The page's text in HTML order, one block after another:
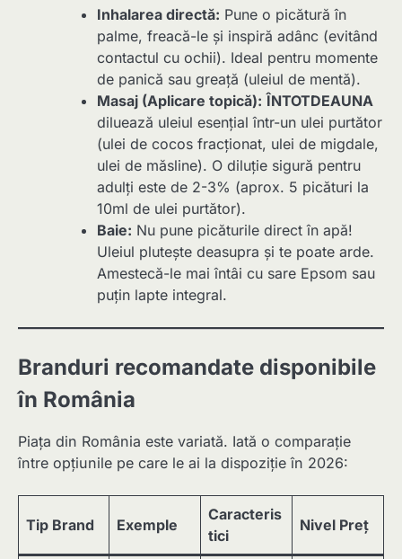
Inhalarea directă: Pune o picătură în
palme, freacă-le și inspiră adânc (evitând
contactul cu ochii). Ideal pentru momente
de panică sau greață (uleiul de mentă).
Masaj (Aplicare topică): ÎNTOTDEAUNA
diluează uleiul esențial într-un ulei purtător
(ulei de cocos fracționat, ulei de migdale,
ulei de măsline). O diluție sigură pentru
adulți este de 2-3% (aprox. 5 picături la
10ml de ulei purtător).
Baie: Nu pune picăturile direct în apă!
Uleiul plutește deasupra și te poate arde.
Amestecă-le mai întâi cu sare Epsom sau
puțin lapte integral.
Branduri recomandate disponibile
în România
Piața din România este variată. Iată o comparație
între opțiunile pe care le ai la dispoziție în 2026:
Tip Brand Exemple
Caracteris
tici
Nivel Preț